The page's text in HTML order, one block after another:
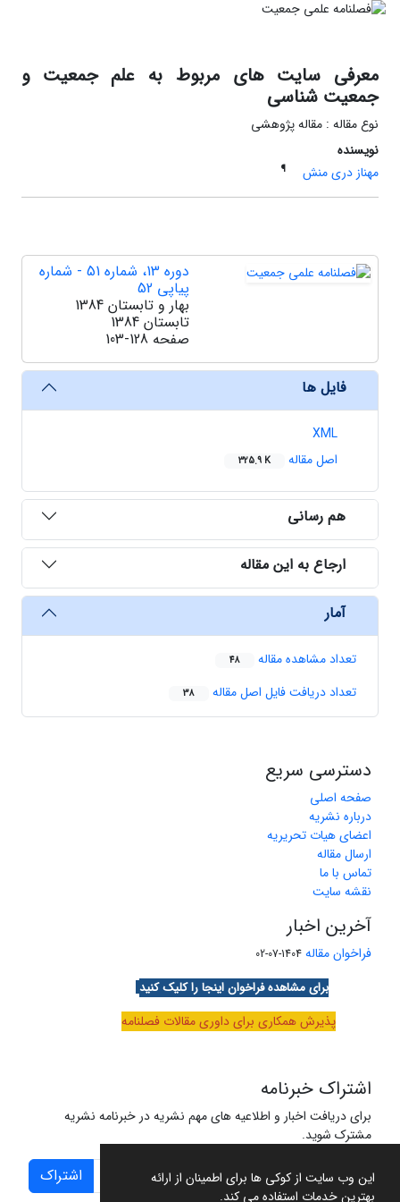
این وب سایت از کوکی ها برای اطمینان از ارائه
بهترین خدمات استفاده می کند.
معرفی سایت های مربوط به علم جمعیت و
جمعیت شناسی
نوع مقاله : مقاله پژوهشی
نویسنده
مهناز دری منش
¶
دوره 13، شماره 51 - شماره
پیاپی 52
بهار و تابستان 1384
تابستان 1384
صفحه 103-128
فایل ها
XML
اصل مقاله
325.9 K
هم رسانی
ارجاع به این مقاله
آمار
تعداد مشاهده مقاله 48
تعداد دریافت فایل اصل مقاله 38
دسترسی سریع
صفحه اصلی
درباره نشریه
اعضای هیات تحریریه
ارسال مقاله
تماس با ما
نقشه سایت
آخرین اخبار
فراخوان مقاله 1404-07-02
برای مشاهده فراخوان اینجا را کلیک کنید
پذیرش همکاری برای داوری مقالات فصلنامه
اشتراک خبرنامه
برای دریافت اخبار و اطلاعیه های مهم نشریه در خبرنامه نشریه
مشترک شوید.
اشتراک